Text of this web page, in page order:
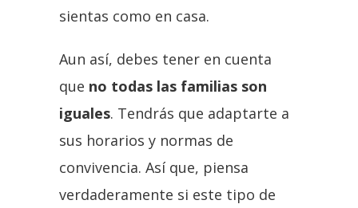
sientas como en casa.
Aun así, debes tener en cuenta
que no todas las familias son
iguales. Tendrás que adaptarte a
sus horarios y normas de
convivencia. Así que, piensa
verdaderamente si este tipo de